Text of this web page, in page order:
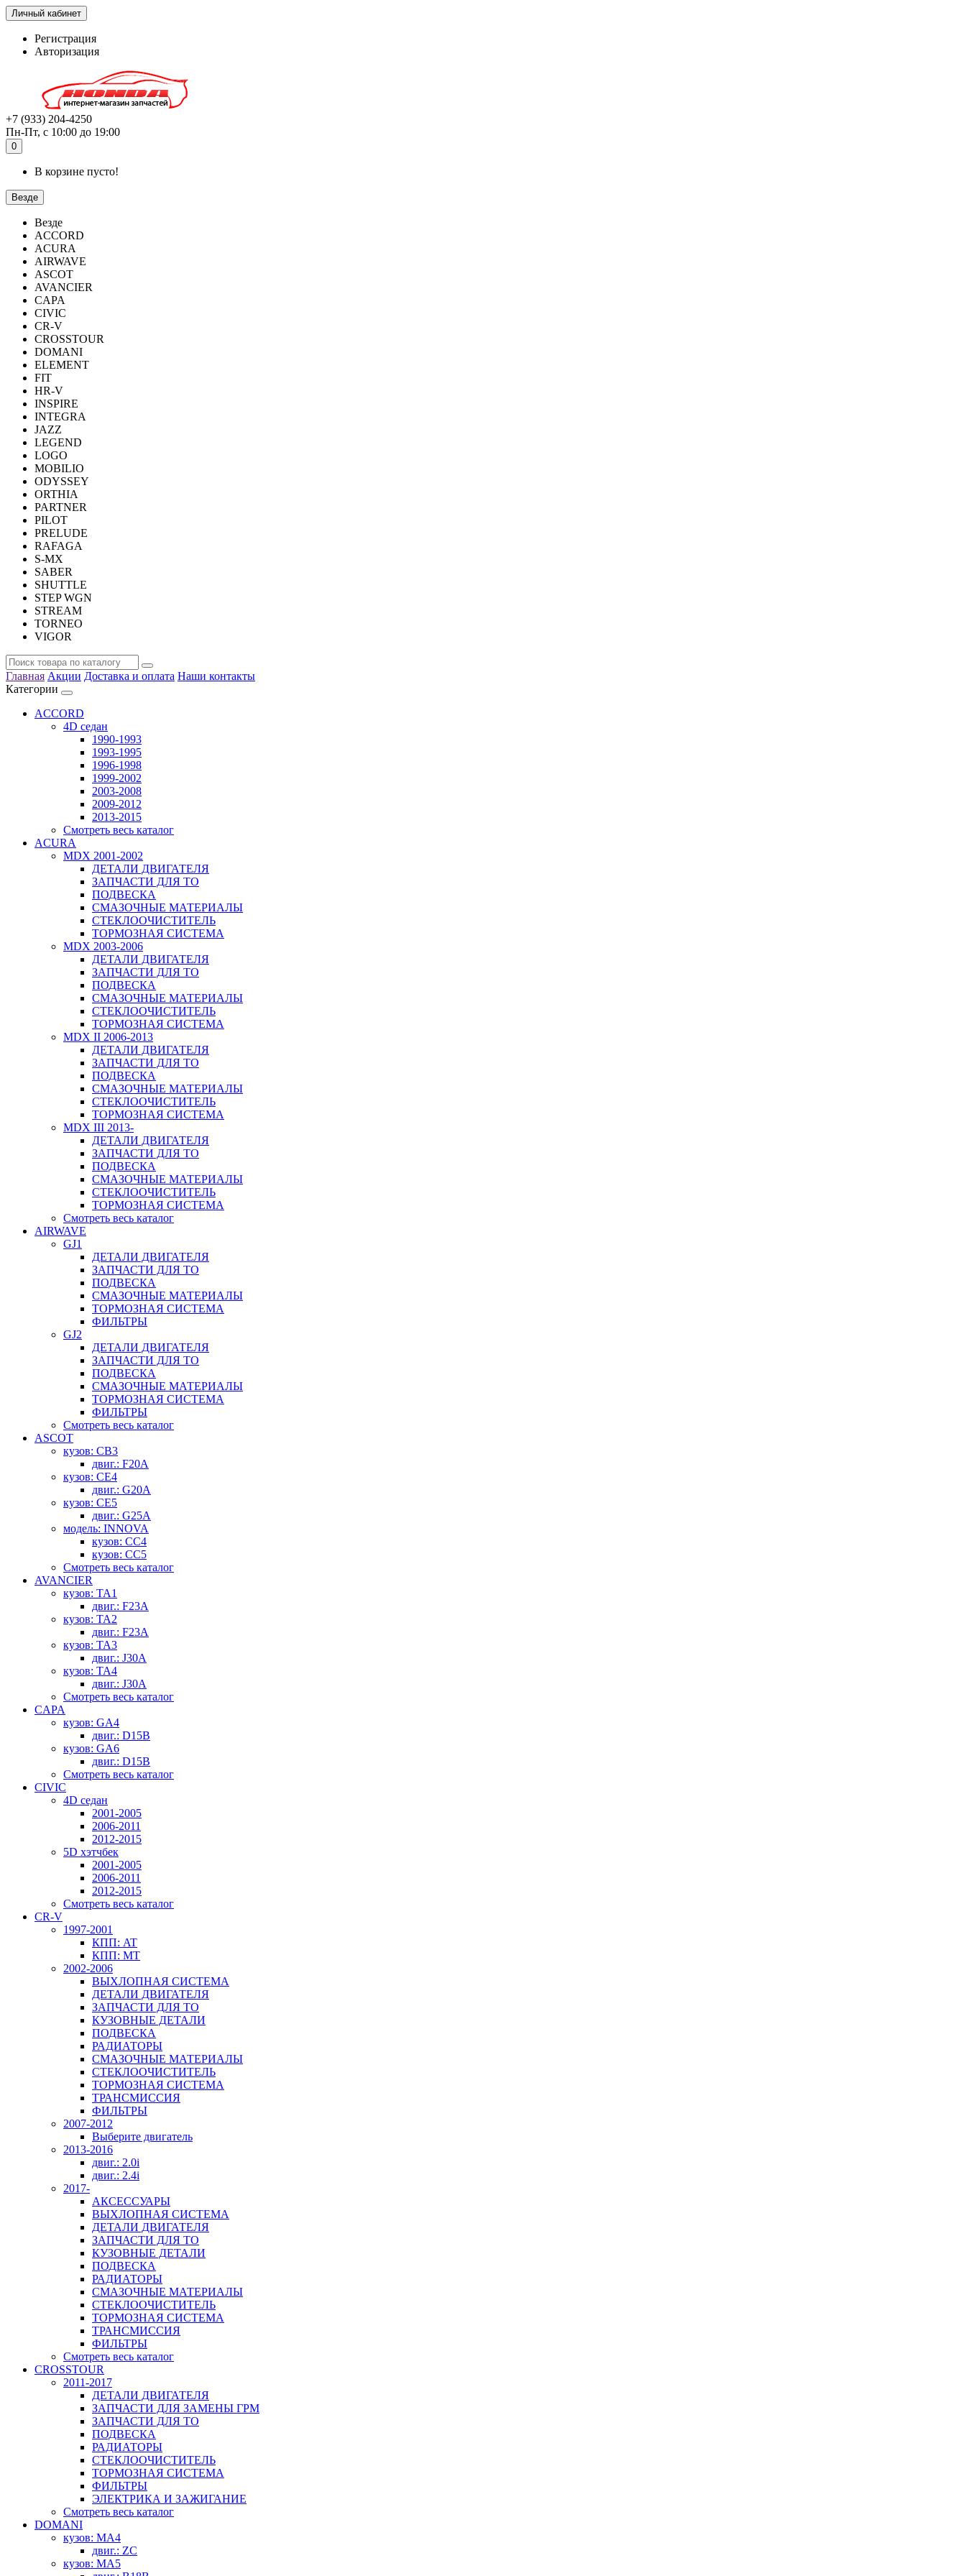
Личный кабинет
Регистрация
Авторизация
+7 (933) 204-4250
Пн-Пт, с 10:00 до 19:00
0
В корзине пусто!
Везде
Везде
ACCORD
ACURA
AIRWAVE
ASCOT
AVANCIER
CAPA
CIVIC
CR-V
CROSSTOUR
DOMANI
ELEMENT
FIT
HR-V
INSPIRE
INTEGRA
JAZZ
LEGEND
LOGO
MOBILIO
ODYSSEY
ORTHIA
PARTNER
PILOT
PRELUDE
RAFAGA
S-MX
SABER
SHUTTLE
STEP WGN
STREAM
TORNEO
VIGOR
Главная Акции Доставка и оплата Наши контакты
Категории
ACCORD
4D седан
1990-1993
1993-1995
1996-1998
1999-2002
2003-2008
2009-2012
2013-2015
Смотреть весь каталог
ACURA
MDX 2001-2002
ДЕТАЛИ ДВИГАТЕЛЯ
ЗАПЧАСТИ ДЛЯ ТО
ПОДВЕСКА
СМАЗОЧНЫЕ МАТЕРИАЛЫ
СТЕКЛООЧИСТИТЕЛЬ
ТОРМОЗНАЯ СИСТЕМА
MDX 2003-2006
ДЕТАЛИ ДВИГАТЕЛЯ
ЗАПЧАСТИ ДЛЯ ТО
ПОДВЕСКА
СМАЗОЧНЫЕ МАТЕРИАЛЫ
СТЕКЛООЧИСТИТЕЛЬ
ТОРМОЗНАЯ СИСТЕМА
MDX II 2006-2013
ДЕТАЛИ ДВИГАТЕЛЯ
ЗАПЧАСТИ ДЛЯ ТО
ПОДВЕСКА
СМАЗОЧНЫЕ МАТЕРИАЛЫ
СТЕКЛООЧИСТИТЕЛЬ
ТОРМОЗНАЯ СИСТЕМА
MDX III 2013-
ДЕТАЛИ ДВИГАТЕЛЯ
ЗАПЧАСТИ ДЛЯ ТО
ПОДВЕСКА
СМАЗОЧНЫЕ МАТЕРИАЛЫ
СТЕКЛООЧИСТИТЕЛЬ
ТОРМОЗНАЯ СИСТЕМА
Смотреть весь каталог
AIRWAVE
GJ1
ДЕТАЛИ ДВИГАТЕЛЯ
ЗАПЧАСТИ ДЛЯ ТО
ПОДВЕСКА
СМАЗОЧНЫЕ МАТЕРИАЛЫ
ТОРМОЗНАЯ СИСТЕМА
ФИЛЬТРЫ
GJ2
ДЕТАЛИ ДВИГАТЕЛЯ
ЗАПЧАСТИ ДЛЯ ТО
ПОДВЕСКА
СМАЗОЧНЫЕ МАТЕРИАЛЫ
ТОРМОЗНАЯ СИСТЕМА
ФИЛЬТРЫ
Смотреть весь каталог
ASCOT
кузов: CB3
двиг.: F20A
кузов: CE4
двиг.: G20A
кузов: CE5
двиг.: G25A
модель: INNOVA
кузов: CC4
кузов: CC5
Смотреть весь каталог
AVANCIER
кузов: TA1
двиг.: F23A
кузов: TA2
двиг.: F23A
кузов: TA3
двиг.: J30A
кузов: TA4
двиг.: J30A
Смотреть весь каталог
CAPA
кузов: GA4
двиг.: D15B
кузов: GA6
двиг.: D15B
Смотреть весь каталог
CIVIC
4D седан
2001-2005
2006-2011
2012-2015
5D хэтчбек
2001-2005
2006-2011
2012-2015
Смотреть весь каталог
CR-V
1997-2001
КПП: AT
КПП: MT
2002-2006
ВЫХЛОПНАЯ СИСТЕМА
ДЕТАЛИ ДВИГАТЕЛЯ
ЗАПЧАСТИ ДЛЯ ТО
КУЗОВНЫЕ ДЕТАЛИ
ПОДВЕСКА
РАДИАТОРЫ
СМАЗОЧНЫЕ МАТЕРИАЛЫ
СТЕКЛООЧИСТИТЕЛЬ
ТОРМОЗНАЯ СИСТЕМА
ТРАНСМИССИЯ
ФИЛЬТРЫ
2007-2012
Выберите двигатель
2013-2016
двиг.: 2.0i
двиг.: 2.4i
2017-
АКСЕССУАРЫ
ВЫХЛОПНАЯ СИСТЕМА
ДЕТАЛИ ДВИГАТЕЛЯ
ЗАПЧАСТИ ДЛЯ ТО
КУЗОВНЫЕ ДЕТАЛИ
ПОДВЕСКА
РАДИАТОРЫ
СМАЗОЧНЫЕ МАТЕРИАЛЫ
СТЕКЛООЧИСТИТЕЛЬ
ТОРМОЗНАЯ СИСТЕМА
ТРАНСМИССИЯ
ФИЛЬТРЫ
Смотреть весь каталог
CROSSTOUR
2011-2017
ДЕТАЛИ ДВИГАТЕЛЯ
ЗАПЧАСТИ ДЛЯ ЗАМЕНЫ ГРМ
ЗАПЧАСТИ ДЛЯ ТО
ПОДВЕСКА
РАДИАТОРЫ
СТЕКЛООЧИСТИТЕЛЬ
ТОРМОЗНАЯ СИСТЕМА
ФИЛЬТРЫ
ЭЛЕКТРИКА И ЗАЖИГАНИЕ
Смотреть весь каталог
DOMANI
кузов: MA4
двиг.: ZC
кузов: MA5